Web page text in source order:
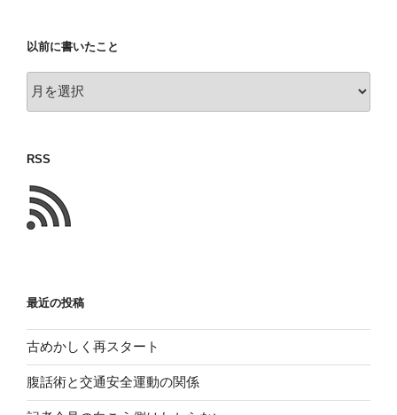
以前に書いたこと
前
い
た
こ
と
RSS
最近の投稿
古めかしく再スタート
腹話術と交通安全運動の関係